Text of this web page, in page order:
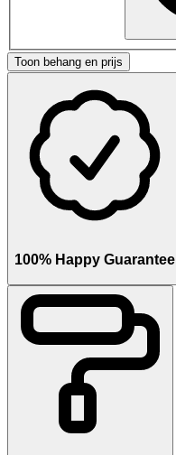
Toon behang en prijs
100% Happy Guarantee